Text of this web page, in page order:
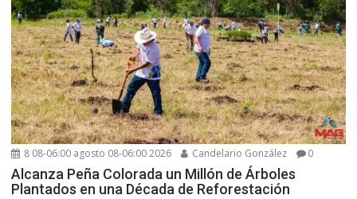
8 08-06:00 agosto 08-06:00 2026 Candelario González 0
Alcanza Peña Colorada un Millón de Árboles
Plantados en una Década de Reforestación